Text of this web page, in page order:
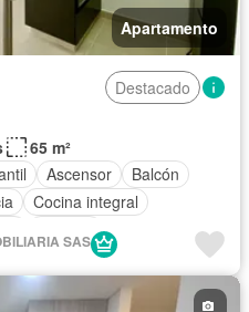
Apartamento
Destacado
65 m²
Ascensor
Balcón
Cocina integral
SAS